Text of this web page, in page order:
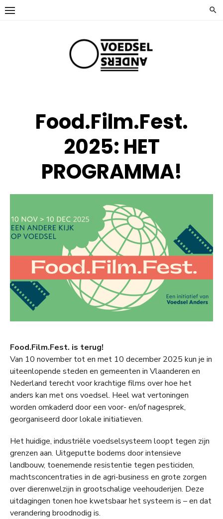
Ga
naar
Food.Film.Fest.
2025: HET
PROGRAMMA!
Food.Film.Fest. is terug!
Van 10 november tot en met 10 december 2025 kun je in
uiteenlopende steden en gemeenten in Vlaanderen en
Nederland terecht voor krachtige films over hoe het
anders kan met ons voedsel. Heel wat vertoningen
worden omkaderd door een voor- en/of nagesprek,
georganiseerd door lokale initiatieven.
Het huidige, industriële voedselsysteem loopt tegen zijn
grenzen aan. Uitgeputte bodems door intensieve
landbouw, toenemende resistentie tegen pesticiden,
machtsconcentraties in de agri-business en grote zorgen
over dierenwelzijn in grootschalige veehouderijen. Deze
uitdagingen tonen hoe kwetsbaar het systeem is – en dat
verandering broodnodig is.